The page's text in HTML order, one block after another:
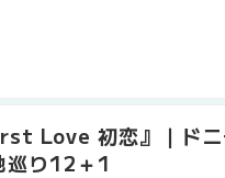
す。 そんな札幌の地下街で
Love 初恋』｜ドニ
巡り12＋1